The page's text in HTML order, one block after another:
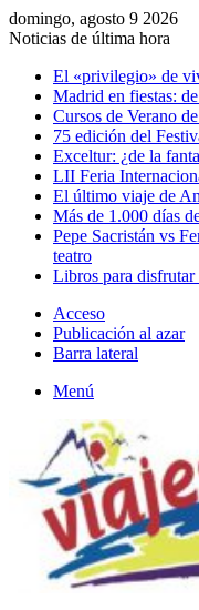
domingo, agosto 9 2026
Noticias de última hora
El «privilegio» de
Madrid en fiestas:
Cursos de Verano
75 edición del
Exceltur: ¿de la
LII Feria
El último viaje de
Más de 1.000 días
Pepe Sacristán vs
teatro
Libros para disfrutar
Acceso
Publicación al azar
Barra lateral
Menú